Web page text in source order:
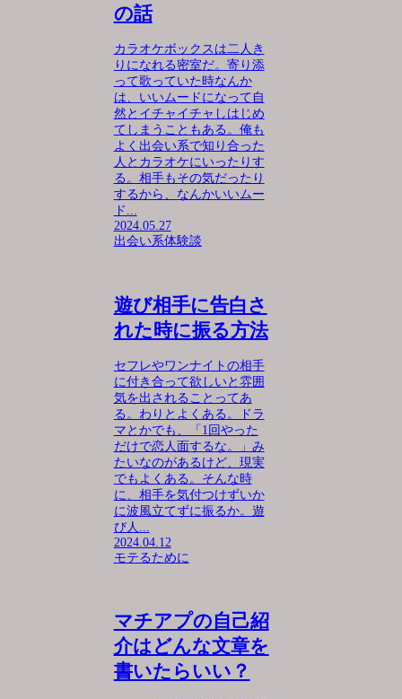
の話
カラオケボックスは二人き
りになれる密室だ。寄り添
って歌っていた時なんか
は、いいムードになって自
然とイチャイチャしはじめ
てしまうこともある。俺も
よく出会い系で知り合った
人とカラオケにいったりす
る。相手もその気だったり
するから、なんかいいムー
ド...
2024.05.27
出会い系体験談
遊び相手に告白さ
れた時に振る方法
セフレやワンナイトの相手
に付き合って欲しいと雰囲
気を出されることってあ
る。わりとよくある。ドラ
マとかでも、「1回やった
だけで恋人面するな。」み
たいなのがあるけど、現実
でもよくある。そんな時
に、相手を気付つけずいか
に波風立てずに振るか。遊
び人...
2024.04.12
モテるために
マチアプの自己紹
介はどんな文章を
書いたらいい？